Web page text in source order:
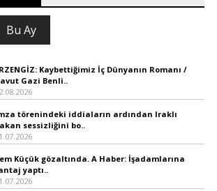
Bu Ay
Kaybettiğimiz İç Dünyanın Romanı /
Gazi Benli..
törenindeki iddiaların ardından Iraklı
sessizliğini bo..
Küçük gözaltında. A Haber: İşadamlarına
yaptı..